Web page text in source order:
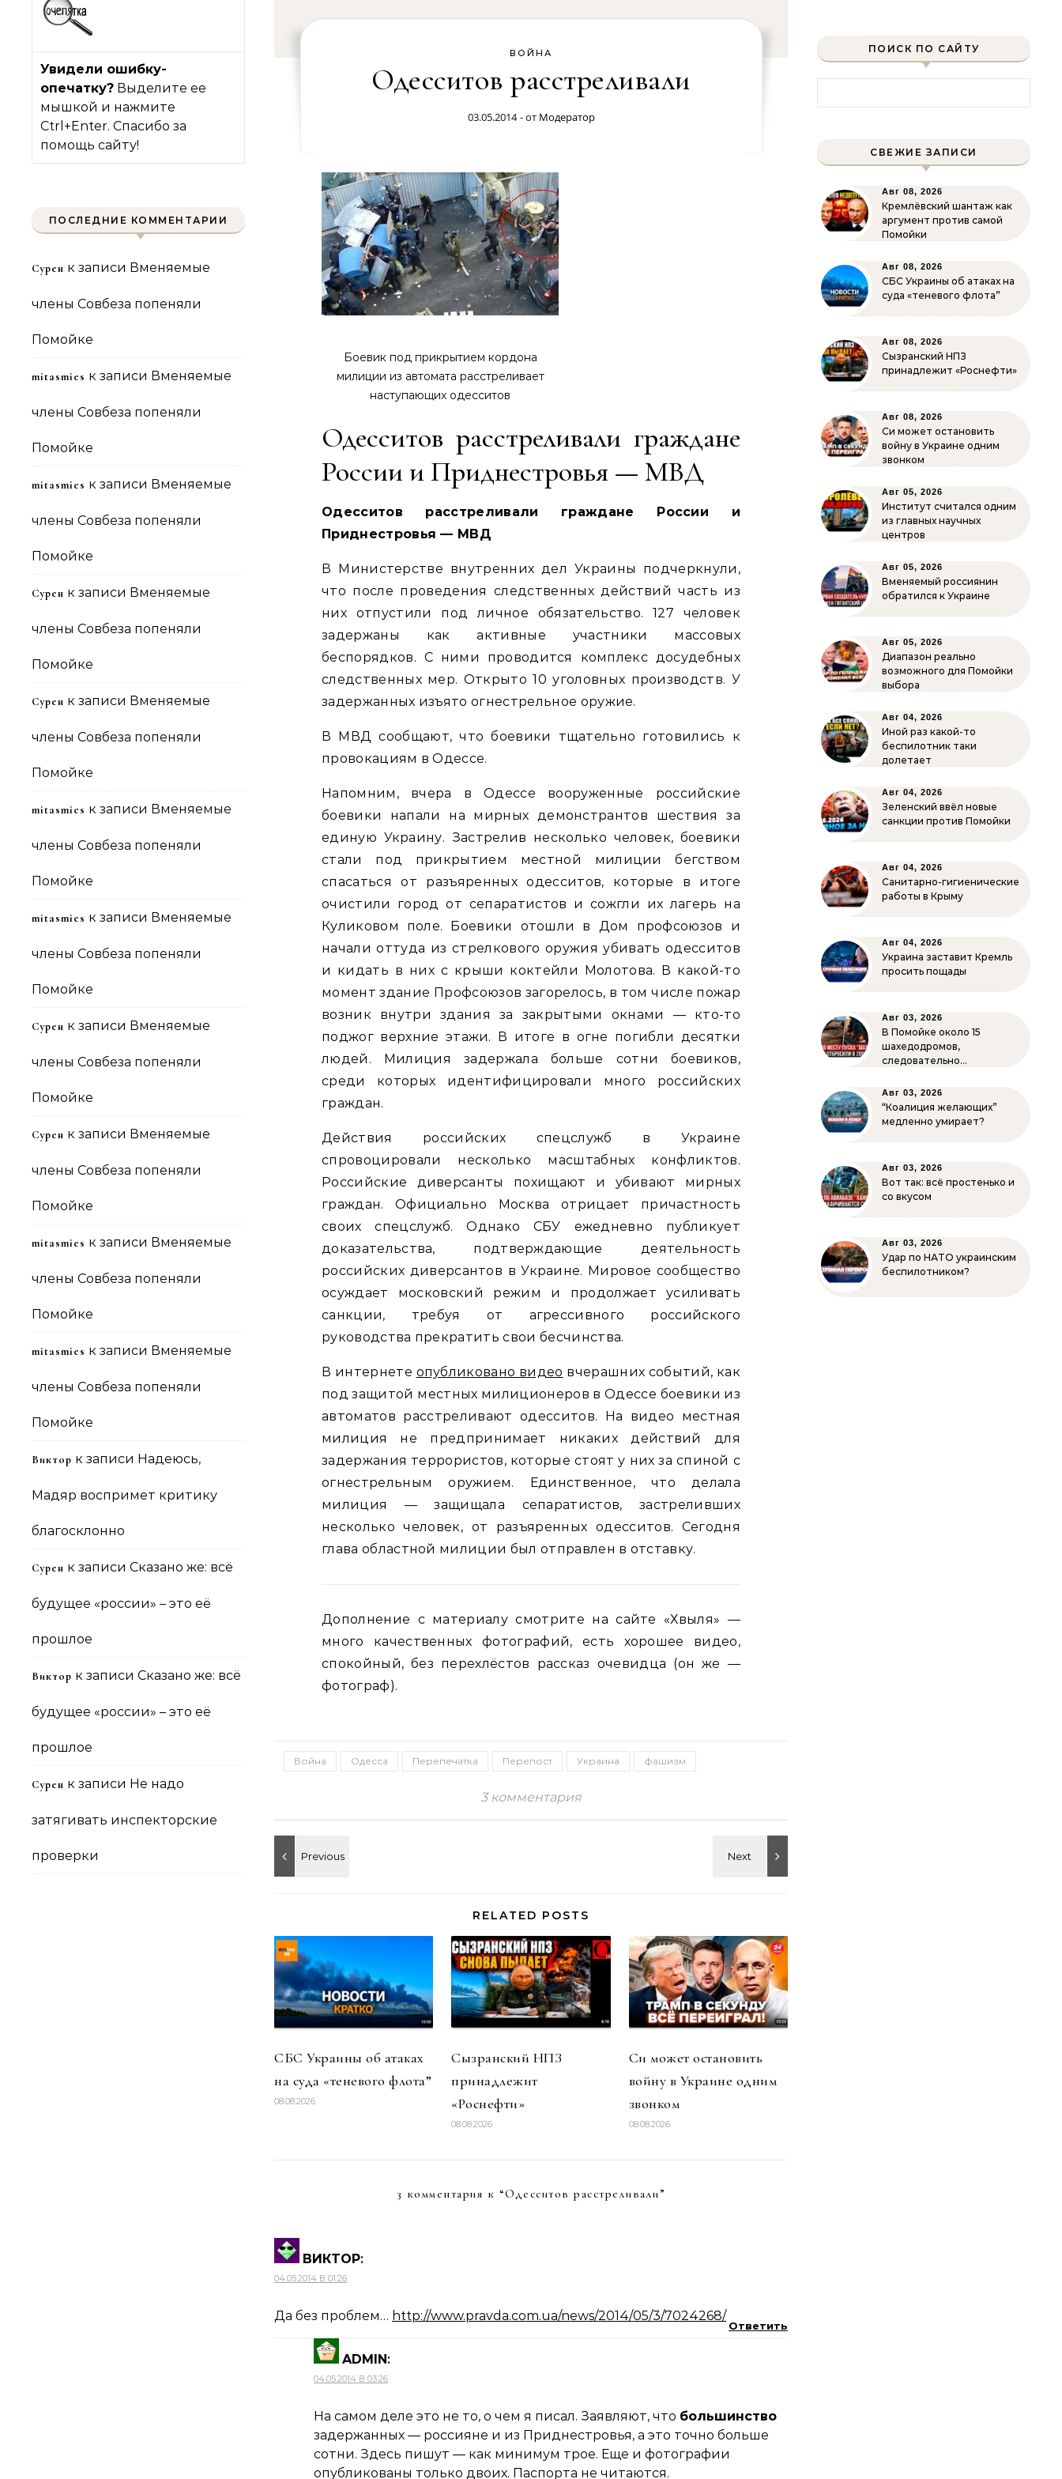
Увидели ошибку-
опечатку? Выделите ее
мышкой и нажмите
Ctrl+Enter. Спасибо за
помощь сайту!
ПОСЛЕДНИЕ КОММЕНТАРИИ
Сурен к записи Вменяемые
члены Совбеза попеняли
Помойке
mitasmies к записи Вменяемые
члены Совбеза попеняли
Помойке
mitasmies к записи Вменяемые
члены Совбеза попеняли
Помойке
Сурен к записи Вменяемые
члены Совбеза попеняли
Помойке
Сурен к записи Вменяемые
члены Совбеза попеняли
Помойке
mitasmies к записи Вменяемые
члены Совбеза попеняли
Помойке
mitasmies к записи Вменяемые
члены Совбеза попеняли
Помойке
Сурен к записи Вменяемые
члены Совбеза попеняли
Помойке
Сурен к записи Вменяемые
члены Совбеза попеняли
Помойке
mitasmies к записи Вменяемые
члены Совбеза попеняли
Помойке
mitasmies к записи Вменяемые
члены Совбеза попеняли
Помойке
Виктор к записи Надеюсь,
Мадяр воспримет критику
благосклонно
Сурен к записи Сказано же: всё
будущее «россии» – это её
прошлое
Виктор к записи Сказано же: всё
будущее «россии» – это её
прошлое
Сурен к записи Не надо
затягивать инспекторские
проверки
ВОЙНА
Одесситов расстреливали
03.05.2014 - от Модератор
Боевик под прикрытием кордона
милиции из автомата расстреливает
наступающих одесситов
Одесситов расстреливали граждане
России и Приднестровья — МВД
Одесситов расстреливали граждане России и
Приднестровья — МВД
В Министерстве внутренних дел Украины подчеркнули,
что после проведения следственных действий часть из
них отпустили под личное обязательство. 127 человек
задержаны как активные участники массовых
беспорядков. С ними проводится комплекс досудебных
следственных мер. Открыто 10 уголовных производств. У
задержанных изъято огнестрельное оружие.
В МВД сообщают, что боевики тщательно готовились к
провокациям в Одессе.
Напомним, вчера в Одессе вооруженные российские
боевики напали на мирных демонстрантов шествия за
единую Украину. Застрелив несколько человек, боевики
стали под прикрытием местной милиции бегством
спасаться от разъяренных одесситов, которые в итоге
очистили город от сепаратистов и сожгли их лагерь на
Куликовом поле. Боевики отошли в Дом профсоюзов и
начали оттуда из стрелкового оружия убивать одесситов
и кидать в них с крыши коктейли Молотова. В какой-то
момент здание Профсоюзов загорелось, в том числе пожар
возник внутри здания за закрытыми окнами — кто-то
поджог верхние этажи. В итоге в огне погибли десятки
людей. Милиция задержала больше сотни боевиков,
среди которых идентифицировали много российских
граждан.
Действия российских спецслужб в Украине
спровоцировали несколько масштабных конфликтов.
Российские диверсанты похищают и убивают мирных
граждан. Официально Москва отрицает причастность
своих спецслужб. Однако СБУ ежедневно публикует
доказательства, подтверждающие деятельность
российских диверсантов в Украине. Мировое сообщество
осуждает московский режим и продолжает усиливать
санкции, требуя от агрессивного российского
руководства прекратить свои бесчинства.
В интернете опубликовано видео вчерашних событий, как
под защитой местных милиционеров в Одессе боевики из
автоматов расстреливают одесситов. На видео местная
милиция не предпринимает никаких действий для
задержания террористов, которые стоят у них за спиной с
огнестрельным оружием. Единственное, что делала
милиция — защищала сепаратистов, застреливших
несколько человек, от разъяренных одесситов. Сегодня
глава областной милиции был отправлен в отставку.
Дополнение с материалу смотрите на сайте «Хвыля» —
много качественных фотографий, есть хорошее видео,
спокойный, без перехлёстов рассказ очевидца (он же —
фотограф).
Война Одесса Перепечатка Перепост Украина фашизм
3 комментария
RELATED POSTS
СБС Украины об атаках
на суда «теневого флота”
08.08.2026
Сызранский НПЗ
принадлежит
«Роснефти»
08.08.2026
Си может остановить
войну в Украине одним
звонком
08.08.2026
3 комментария к “Одесситов расстреливали”
ВИКТОР:
04.05.2014 В 01:26
Да без проблем… http://www.pravda.com.ua/news/2014/05/3/7024268/
Ответить
ADMIN:
04.05.2014 В 03:26
На самом деле это не то, о чем я писал. Заявляют, что большинство
задержанных — россияне и из Приднестровья, а это точно больше
сотни. Здесь пишут — как минимум трое. Еще и фотографии
опубликованы только двоих. Паспорта не читаются.
ПОИСК ПО САЙТУ
СВЕЖИЕ ЗАПИСИ
Авг 08, 2026
Кремлёвский шантаж как
аргумент против самой
Помойки
Авг 08, 2026
СБС Украины об атаках на
суда «теневого флота”
Авг 08, 2026
Сызранский НПЗ
принадлежит «Роснефти»
Авг 08, 2026
Си может остановить
войну в Украине одним
звонком
Авг 05, 2026
Институт считался одним
из главных научных
центров
Авг 05, 2026
Вменяемый россиянин
обратился к Украине
Авг 05, 2026
Диапазон реально
возможного для Помойки
выбора
Авг 04, 2026
Иной раз какой-то
беспилотник таки
долетает
Авг 04, 2026
Зеленский ввёл новые
санкции против Помойки
Авг 04, 2026
Санитарно-гигиенические
работы в Крыму
Авг 04, 2026
Украина заставит Кремль
просить пощады
Авг 03, 2026
В Помойке около 15
шахедодромов,
следовательно…
Авг 03, 2026
“Коалиция желающих”
медленно умирает?
Авг 03, 2026
Вот так: всё простенько и
со вкусом
Авг 03, 2026
Удар по НАТО украинским
беспилотником?